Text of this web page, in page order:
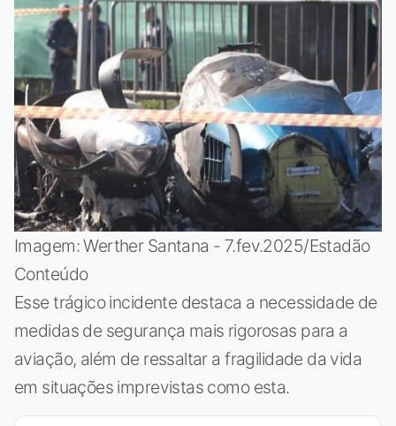
Imagem: Werther Santana - 7.fev.2025/Estadão
Conteúdo
Esse trágico incidente destaca a necessidade de
medidas de segurança mais rigorosas para a
aviação, além de ressaltar a fragilidade da vida
em situações imprevistas como esta.